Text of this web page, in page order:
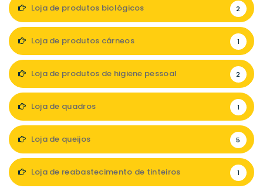
Loja de produtos biológicos 2
Loja de produtos cárneos 1
Loja de produtos de higiene pessoal 2
Loja de quadros 1
Loja de queijos 5
Loja de reabastecimento de tinteiros 1